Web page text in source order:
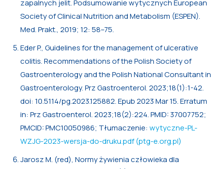
zapalnych jelit. Podsumowanie wytycznych European
Society of Clinical Nutrition and Metabolism (ESPEN).
Med. Prakt., 2019; 12: 58–75.
Eder P., Guidelines for the management of ulcerative
colitis. Recommendations of the Polish Society of
Gastroenterology and the Polish National Consultant in
Gastroenterology. Prz Gastroenterol. 2023;18(1):1-42.
doi: 10.5114/pg.2023.125882. Epub 2023 Mar 15. Erratum
in: Prz Gastroenterol. 2023;18(2):224. PMID: 37007752;
PMCID: PMC10050986; Tłumaczenie: wytyczne-PL-
WZJG-2023-wersja-do-druku.pdf (ptg-e.org.pl)
Jarosz M. (red), Normy żywienia człowieka dla